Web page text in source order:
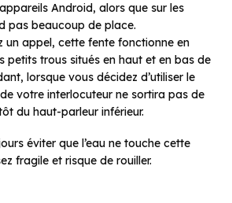
Android, alors que sur les
pas beaucoup de place.
un appel, cette fente fonctionne en
petits trous situés en haut et en bas de
lorsque vous décidez d’utiliser le
votre interlocuteur ne sortira pas de
du haut-parleur inférieur.
éviter que l’eau ne touche cette
fragile et risque de rouiller.